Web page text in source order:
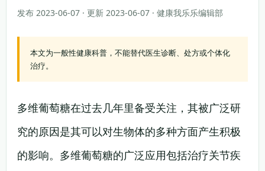
发布 2023-06-07 · 更新 2023-06-07 · 健康我乐乐编辑部
本文为一般性健康科普，不能替代医生诊断、处方或个体化
治疗。
多维葡萄糖在过去几年里备受关注，其被广泛研
究的原因是其可以对生物体的多种方面产生积极
的影响。多维葡萄糖的广泛应用包括治疗关节疾